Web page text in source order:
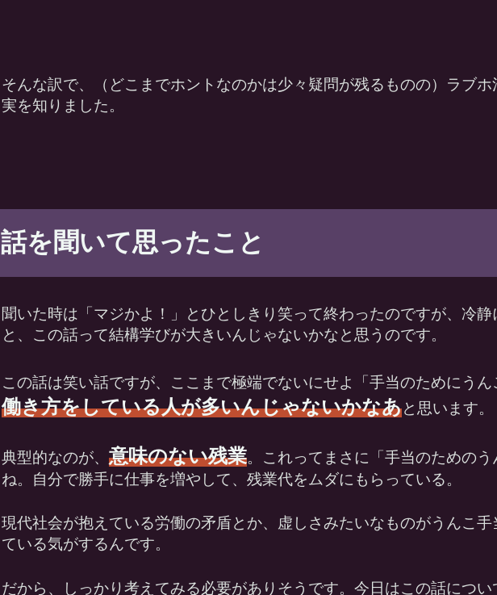
そんな訳で、（どこまでホントなのかは少々疑問が残るものの）ラブ
実を知りました。
話を聞いて思ったこと
聞いた時は「マジかよ！」とひとしきり笑って終わったのですが、冷
と、この話って結構学びが大きいんじゃないかなと思うのです。
この話は笑い話ですが、ここまで極端でないにせよ「手当のためにうん
働き方をしている人が多いんじゃないかなあと思います。
典型的なのが、 意味のない残業。これってまさに「手当のための
ね。自分で勝手に仕事を増やして、残業代をムダにもらっている。
現代社会が抱えている労働の矛盾とか、虚しさみたいなものがうんこ
ている気がするんです。
だから、しっかり考えてみる必要がありそうです。今日はこの話につ